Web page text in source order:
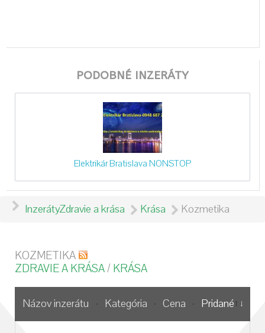
PODOBNÉ INZERÁTY
Elektrikár Bratislava NONSTOP
InzerátyZdravie a krása Krása Kozmetika
KOZMETIKA
ZDRAVIE A KRÁSA/ KRÁSA
Názov inzerátu Kategória Cena Pridané